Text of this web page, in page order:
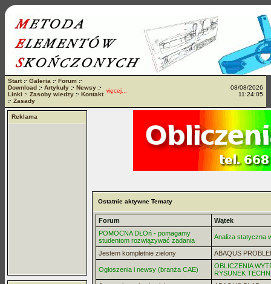
Start:· Galeria :· Forum :·
Download :· Artykuły :· Newsy :·
Linki :· Zasoby wiedzy :· Kontakt
:· Zasady
Stosujemy pliki cookies więcej...
08/08/2026
11:24:05
Reklama
Ostatnie aktywne Tematy
Forum
Wątek
POMOCNA DŁOń - pomagamy
studentom rozwiązywać zadania
Analiza statyczna
Jestem kompletnie zielony ABAQUS
Ogłoszenia i newsy (branża CAE)
OBLICZENIA
RYSUNEK